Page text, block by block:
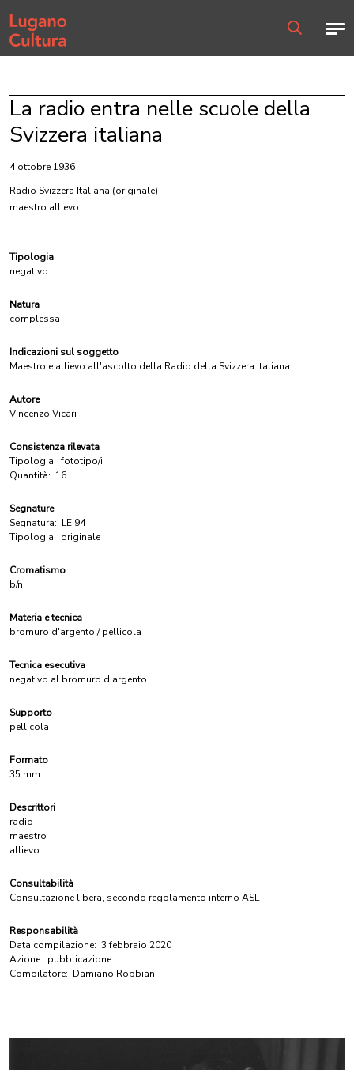
Home page
La radio entra nelle scuole della
Svizzera italiana
4 ottobre 1936
Radio Svizzera Italiana (originale)
maestro allievo
Tipologia
negativo
Natura
complessa
Indicazioni sul soggetto
Maestro e allievo all'ascolto della Radio della Svizzera italiana.
Autore
Vincenzo Vicari
Consistenza rilevata
Tipologia: fototipo/i
Quantità: 16
Segnature
Segnatura: LE 94
Tipologia: originale
Cromatismo
b/n
Materia e tecnica
bromuro d'argento / pellicola
Tecnica esecutiva
negativo al bromuro d'argento
Supporto
pellicola
Formato
35 mm
Descrittori
radio
maestro
allievo
Consultabilità
Consultazione libera, secondo regolamento interno ASL
Responsabilità
Data compilazione: 3 febbraio 2020
Azione: pubblicazione
Compilatore: Damiano Robbiani